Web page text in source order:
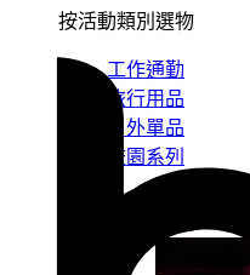
按活動類別選物
工作通勤
旅行用品
戶外單品
校園系列